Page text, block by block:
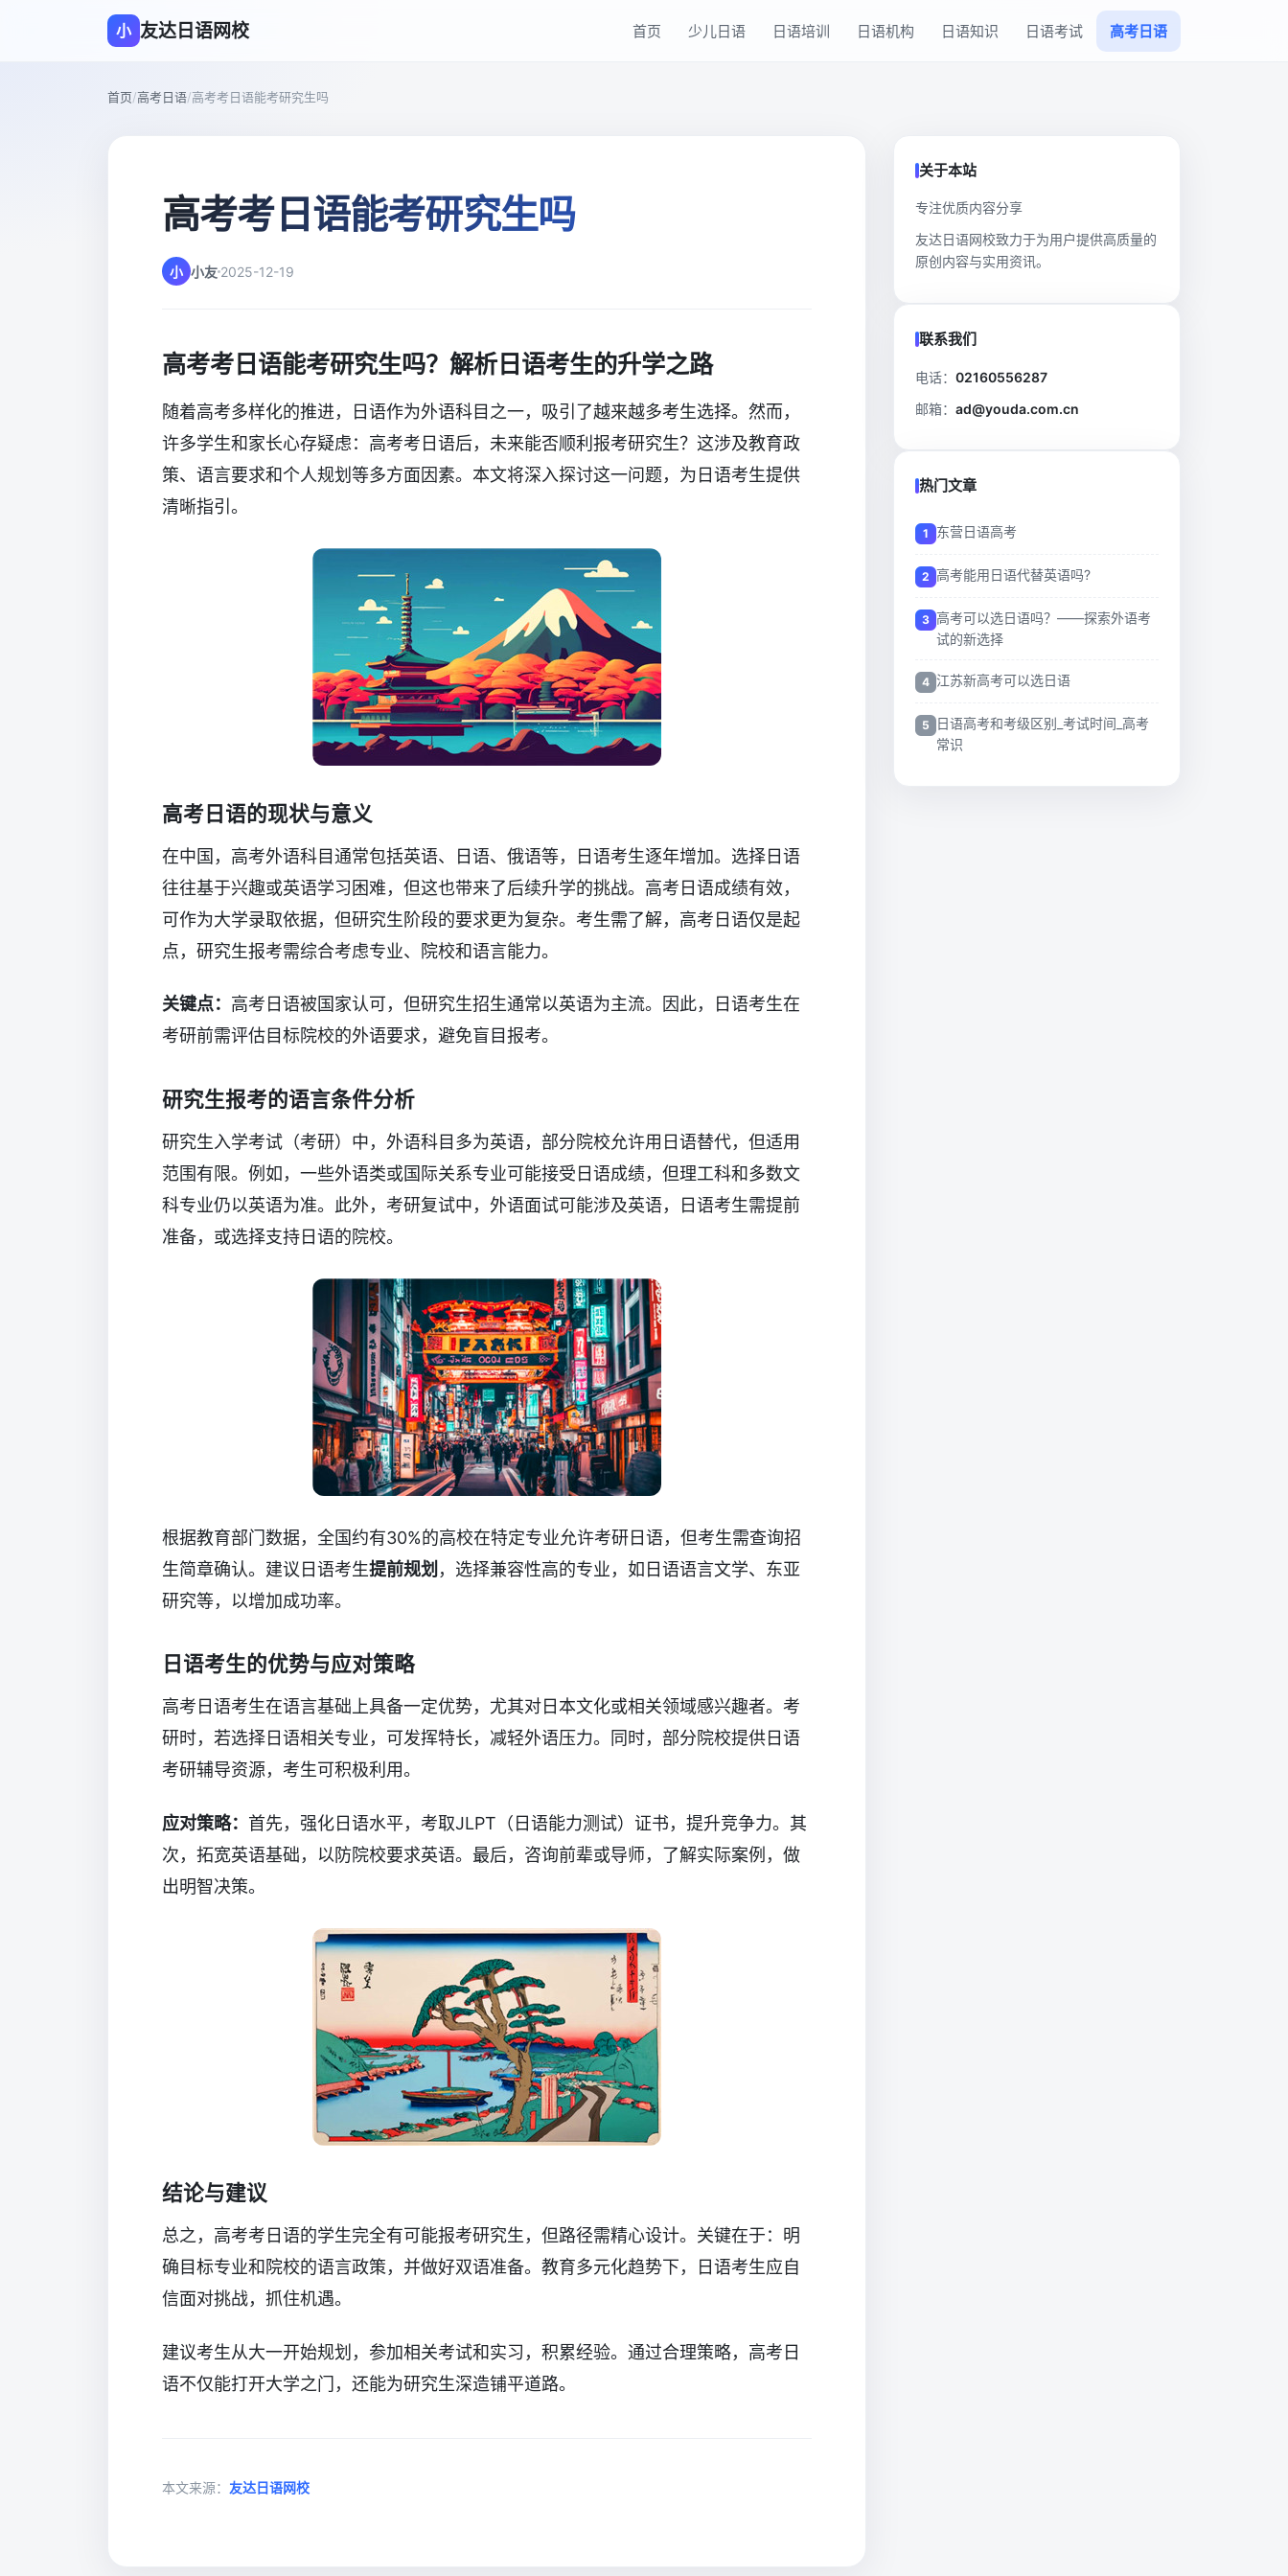
小 友达日语网校 首页 少儿日语 日语培训 日语机构 日语知识 日语考试 高考日语
首页/高考日语/高考考日语能考研究生吗
高考考日语能考研究生吗
小 小友 2025-12-19
高考考日语能考研究生吗？解析日语考生的升学之路
随着高考多样化的推进，日语作为外语科目之一，吸引了越来越多考生选择。然而，
许多学生和家长心存疑虑：高考考日语后，未来能否顺利报考研究生？这涉及教育政
策、语言要求和个人规划等多方面因素。本文将深入探讨这一问题，为日语考生提供
清晰指引。
高考日语的现状与意义
在中国，高考外语科目通常包括英语、日语、俄语等，日语考生逐年增加。选择日语
往往基于兴趣或英语学习困难，但这也带来了后续升学的挑战。高考日语成绩有效，
可作为大学录取依据，但研究生阶段的要求更为复杂。考生需了解，高考日语仅是起
点，研究生报考需综合考虑专业、院校和语言能力。
关键点： 高考日语被国家认可，但研究生招生通常以英语为主流。因此，日语考生在
考研前需评估目标院校的外语要求，避免盲目报考。
研究生报考的语言条件分析
研究生入学考试（考研）中，外语科目多为英语，部分院校允许用日语替代，但适用
范围有限。例如，一些外语类或国际关系专业可能接受日语成绩，但理工科和多数文
科专业仍以英语为准。此外，考研复试中，外语面试可能涉及英语，日语考生需提前
准备，或选择支持日语的院校。
根据教育部门数据，全国约有30%的高校在特定专业允许考研日语，但考生需查询招
生简章确认。建议日语考生提前规划 ，选择兼容性高的专业，如日语语言文学、东亚
研究等，以增加成功率。
日语考生的优势与应对策略
高考日语考生在语言基础上具备一定优势，尤其对日本文化或相关领域感兴趣者。考
研时，若选择日语相关专业，可发挥特长，减轻外语压力。同时，部分院校提供日语
考研辅导资源，考生可积极利用。
应对策略： 首先，强化日语水平，考取JLPT（日语能力测试）证书，提升竞争力。其
次，拓宽英语基础，以防院校要求英语。最后，咨询前辈或导师，了解实际案例，做
出明智决策。
结论与建议
总之，高考考日语的学生完全有可能报考研究生，但路径需精心设计。关键在于：明
确目标专业和院校的语言政策，并做好双语准备。教育多元化趋势下，日语考生应自
信面对挑战，抓住机遇。
建议考生从大一开始规划，参加相关考试和实习，积累经验。通过合理策略，高考日
语不仅能打开大学之门，还能为研究生深造铺平道路。
本文来源： 友达日语网校
关于本站
专注优质内容分享
友达日语网校致力于为用户提供高质量的
原创内容与实用资讯。
联系我们
电话： 02160556287
邮箱： ad@youda.com.cn
热门文章
东营日语高考
高考能用日语代替英语吗?
高考可以选日语吗？——探索外语考
试的新选择
江苏新高考可以选日语
日语高考和考级区别_考试时间_高考
常识